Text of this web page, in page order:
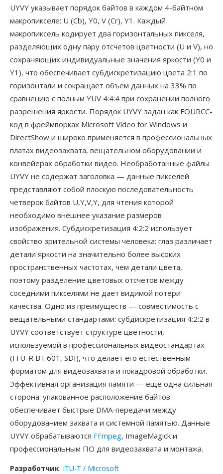
UYVY указывает порядок байтов в каждом 4-байтном
макропикселе: U (Cb), Y0, V (Cr), Y1. Каждый
макропиксель кодирует два горизонтальных пикселя,
разделяющих одну пару отсчетов цветности (U и V), но
сохраняющих индивидуальные значения яркости (Y0 и
Y1), что обеспечивает субдискретизацию цвета 2:1 по
горизонтали и сокращает объем данных на 33% по
сравнению с полным YUV 4:4:4 при сохранении полного
разрешения яркости. Порядок UYVY задан как FOURCC-
код в фреймворках Microsoft Video for Windows и
DirectShow и широко применяется в профессиональных
платах видеозахвата, вещательном оборудовании и
конвейерах обработки видео. Необработанные файлы
UYVY не содержат заголовка — данные пикселей
представляют собой плоскую последовательность
четверок байтов U,Y,V,Y, для чтения которой
необходимо внешнее указание размеров
изображения. Субдискретизация 4:2:2 использует
свойство зрительной системы человека: глаз различает
детали яркости на значительно более высоких
пространственных частотах, чем детали цвета,
поэтому разделение цветовых отсчетов между
соседними пикселями не дает видимой потери
качества. Одно из преимуществ — совместимость с
вещательными стандартами: субдискретизация 4:2:2 в
UYVY соответствует структуре цветности,
используемой в профессиональных видеостандартах
(ITU-R BT.601, SDI), что делает его естественным
форматом для видеозахвата и покадровой обработки.
Эффективная организация памяти — еще одна сильная
сторона: упакованное расположение байтов
обеспечивает быстрые DMA-передачи между
оборудованием захвата и системной памятью. Данные
UYVY обрабатываются FFmpeg, ImageMagick и
профессиональным ПО для видеозахвата и монтажа.
Разработчик: ITU-T / Microsoft